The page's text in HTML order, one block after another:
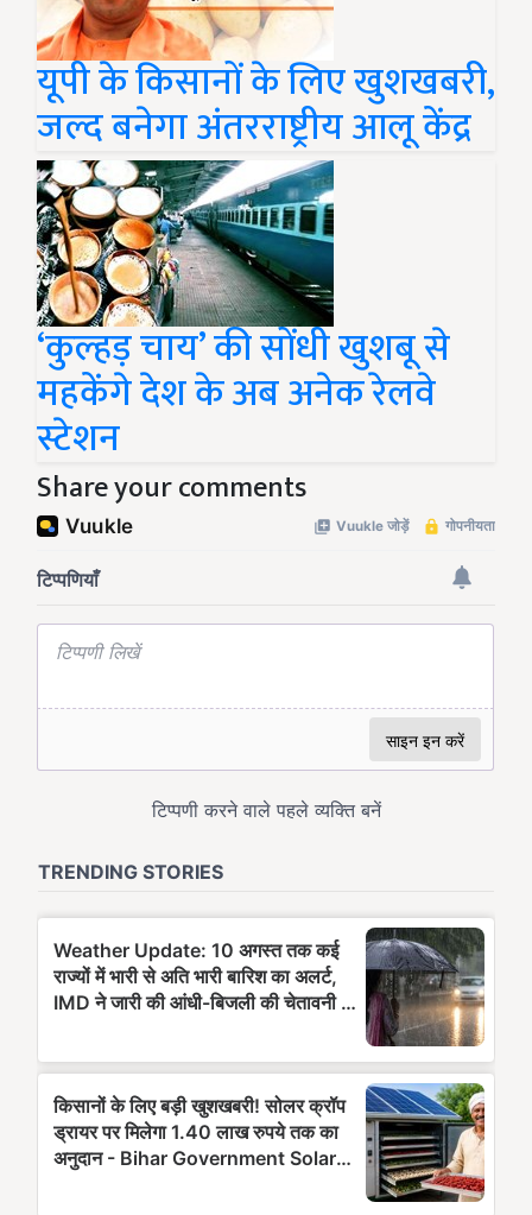
यूपी के किसानों के लिए खुशखबरी,
जल्द बनेगा अंतरराष्ट्रीय आलू केंद्र
‘कुल्हड़ चाय’ की सोंधी खुशबू से
महकेंगे देश के अब अनेक रेलवे
स्टेशन
Share your comments